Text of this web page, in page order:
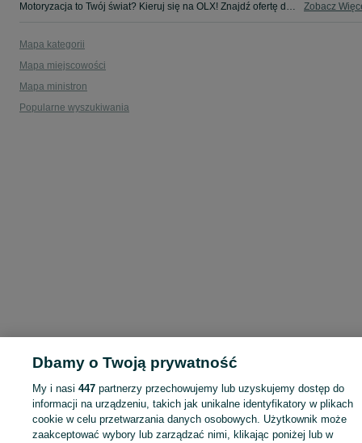
Motoryzacja to Twój świat? Kieruj się na OLX! Znajdź ofertę dla siebie w kategorii Motoryzacja na OLX - Domasławice i okolice! Zobacz
Mapa kategorii
Mapa miejscowości
Mapa ministron
Popularne wyszukiwania
Dbamy o Twoją prywatność
My i nasi447 partnerzy przechowujemy lub uzyskujemy dostęp do
informacji na urządzeniu, takich jak unikalne identyfikatory w plikach
cookie w celu przetwarzania danych osobowych. Użytkownik może
zaakceptować wybory lub zarządzać nimi, klikając poniżej lub w